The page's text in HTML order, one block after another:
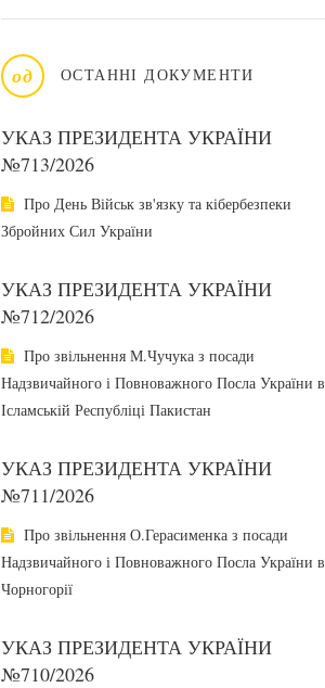
од ОСТАННІ ДОКУМЕНТИ
УКАЗ ПРЕЗИДЕНТА УКРАЇНИ
№713/2026
Про День Військ зв'язку та кібербезпеки
Збройних Сил України
УКАЗ ПРЕЗИДЕНТА УКРАЇНИ
№712/2026
Про звільнення М.Чучука з посади
Надзвичайного і Повноважного Посла України в
Ісламській Республіці Пакистан
УКАЗ ПРЕЗИДЕНТА УКРАЇНИ
№711/2026
Про звільнення О.Герасименка з посади
Надзвичайного і Повноважного Посла України в
Чорногорії
УКАЗ ПРЕЗИДЕНТА УКРАЇНИ
№710/2026